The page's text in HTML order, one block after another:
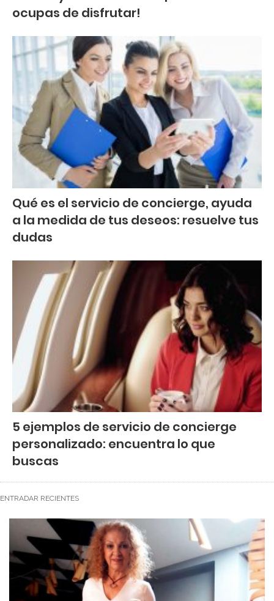
ocupas de disfrutar!
Qué es el servicio de concierge, ayuda
a la medida de tus deseos: resuelve tus
dudas
5 ejemplos de servicio de concierge
personalizado: encuentra lo que
buscas
ENTRADAR RECIENTES